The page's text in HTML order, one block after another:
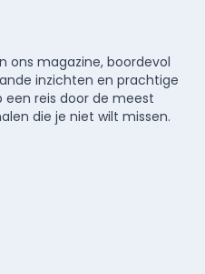
ons magazine, boordevol
inzichten en prachtige
een reis door de meest
die je niet wilt missen.